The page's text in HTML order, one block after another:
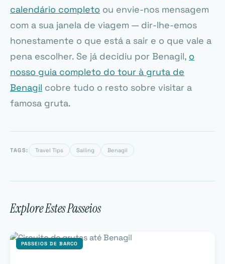
calendário completo ou envie-nos mensagem
com a sua janela de viagem — dir-lhe-emos
honestamente o que está a sair e o que vale a
pena escolher. Se já decidiu por Benagil, o
nosso guia completo do tour à gruta de
Benagil cobre tudo o resto sobre visitar a
famosa gruta.
TAGS: Travel Tips Sailing Benagil
Explore Estes Passeios
PASSEIOS DE BARCO